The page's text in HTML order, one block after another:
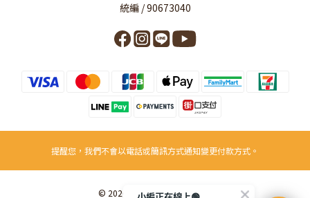
統編 / 90673040
提醒您，我們不會以電話或簡訊方式通知變更付款方式。
© 2026 易讀書坊事業有限公司